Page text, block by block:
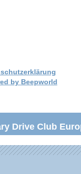
by Beepworld
Drive Club